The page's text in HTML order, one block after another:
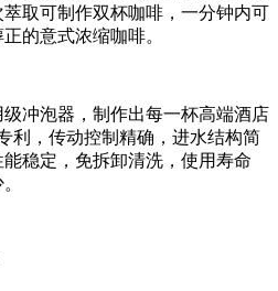
取可制作双杯咖啡，一分钟内可
的意式浓缩咖啡。
冲泡器，制作出每一杯高端酒店
利，传动控制精确，进水结构简
稳定，免拆卸清洗，使用寿命